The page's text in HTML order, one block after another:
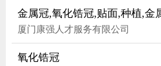
金属冠,氧化锆冠,贴面,种植,金
厦门康强人才服务有限公司
氧化锆冠